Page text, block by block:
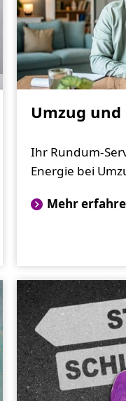
Umzug
Ihr Rundum-
Energie bei
Mehr